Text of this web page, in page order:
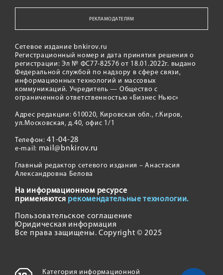
РЕКЛАМОДАТЕЛЯМ
Сетевое издание bnkirov.ru
Регистрационный номер и дата принятия решения о
регистрации: Эл № ФС77-82576 от 18.01.2022г. выдано
Федеральной службой по надзору в сфере связи,
информационных технологий и массовых
коммуникаций. Учредитель — Общество с
ограниченной ответственностью «Бизнес Ньюс»
Адрес редакции: 610020, Кировская обл., г.Киров,
ул.Московская, д.40, офис 1/1
Телефон:41-04-28
e-mail: mail@bnkirov.ru
Главный редактор сетевого издания – Анастасия
Александровна Белова
На информационном ресурсе
применяются рекомендательные технологии.
Пользовательское соглашение
Юридическая информация
Все права защищены. Copyright © 2025
Категория информационной